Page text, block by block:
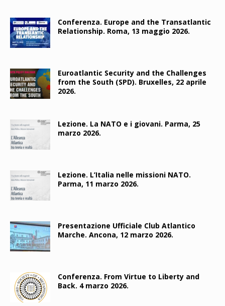
Conferenza. Europe and the Transatlantic
Relationship. Roma, 13 maggio 2026.
Euroatlantic Security and the Challenges
from the South (SPD). Bruxelles, 22 aprile
2026.
Lezione. La NATO e i giovani. Parma, 25
marzo 2026.
Lezione. L’Italia nelle missioni NATO.
Parma, 11 marzo 2026.
Presentazione Ufficiale Club Atlantico
Marche. Ancona, 12 marzo 2026.
Conferenza. From Virtue to Liberty and
Back. 4 marzo 2026.